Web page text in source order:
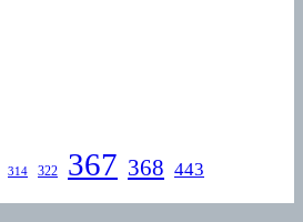
314 322 367 368 443